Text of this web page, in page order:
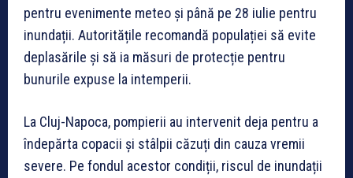
pentru evenimente meteo și până pe 28 iulie pentru
inundații. Autoritățile recomandă populației să evite
deplasările și să ia măsuri de protecție pentru
bunurile expuse la intemperii.
La Cluj-Napoca, pompierii au intervenit deja pentru a
îndepărta copacii și stâlpii căzuți din cauza vremii
severe. Pe fondul acestor condiții, riscul de inundații